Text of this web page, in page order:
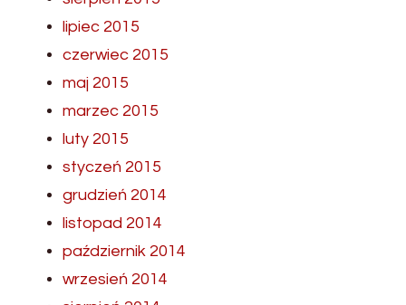
lipiec 2015
czerwiec 2015
maj 2015
marzec 2015
luty 2015
styczeń 2015
grudzień 2014
listopad 2014
październik 2014
wrzesień 2014